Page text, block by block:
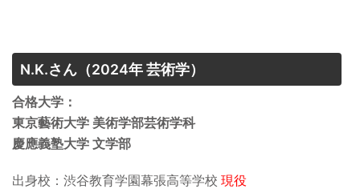
N.K.さん （2024年 芸術学）
合格大学：
東京藝術大学 美術学部芸術学科
慶應義塾大学 文学部
出身校：渋谷教育学園幕張高等学校 現役